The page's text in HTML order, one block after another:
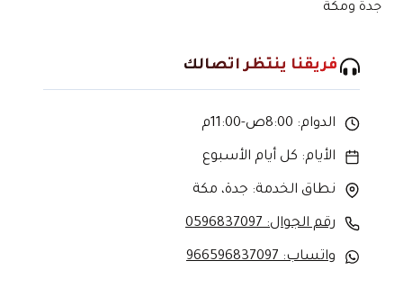
جدة ومكة
فريقنا ينتظر اتصالك
الدوام: 8:00ص-11:00م
الأيام: كل أيام الأسبوع
نطاق الخدمة: جدة، مكة
رقم الجوال: 0596837097
واتساب: 966596837097